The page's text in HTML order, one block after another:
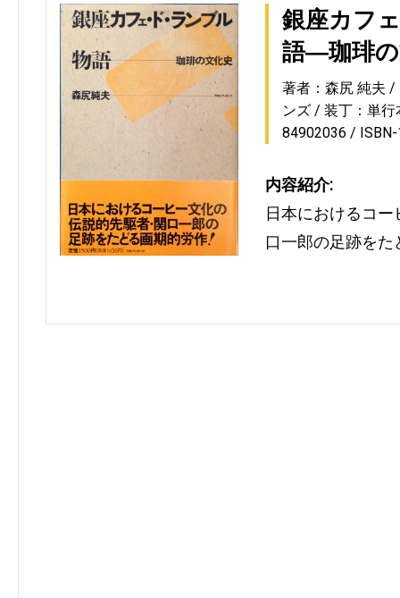
銀座カフ
語―珈琲
著者：森尻 純夫
ンズ
装丁：単行
84902036
内容紹介:
日本におけるコ
口一郎の足跡を